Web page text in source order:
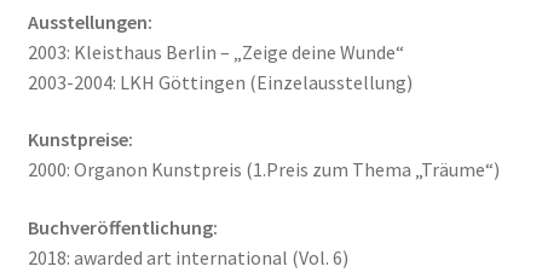
Ausstellungen:
2003: Kleisthaus Berlin – „Zeige deine Wunde“
2003-2004: LKH Göttingen (Einzelausstellung)
Kunstpreise:
2000: Organon Kunstpreis (1.Preis zum Thema „Träume“)
Buchveröffentlichung:
2018: awarded art international (Vol. 6)